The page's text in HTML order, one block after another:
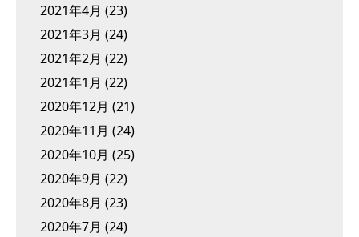
2021年4月 (23)
2021年3月 (24)
2021年2月 (22)
2021年1月 (22)
2020年12月 (21)
2020年11月 (24)
2020年10月 (25)
2020年9月 (22)
2020年8月 (23)
2020年7月 (24)